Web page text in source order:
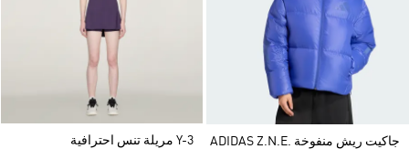
جاكيت ريش منفوخة ADIDAS Z.N.E.
Y-3 مريلة تنس احترافية